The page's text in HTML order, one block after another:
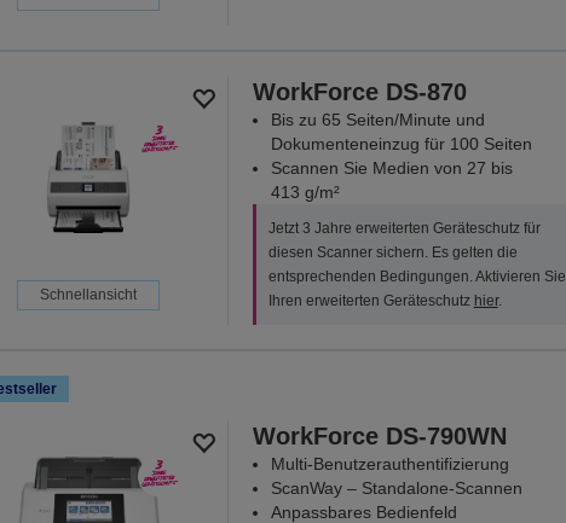
Schnellansicht
WorkForce DS-870
Bis zu 65 Seiten/Minute und
Dokumenteneinzug für 100 Seiten
Scannen Sie Medien von 27 bis
413 g/m²
Jetzt 3 Jahre erweiterten Geräteschutz für
diesen Scanner sichern. Es gelten die
entsprechenden Bedingungen. Aktivieren Sie
Ihren erweiterten Geräteschutz hier.
WorkForce DS-790WN
Multi-Benutzerauthentifizierung
ScanWay – Standalone-Scannen
Anpassbares Bedienfeld